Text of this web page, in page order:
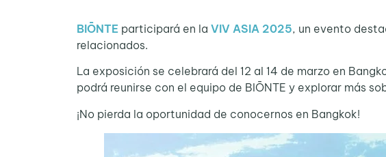
BIŌNTE participará en la VIV ASIA 2025, un evento
relacionados.
La exposición se celebrará del 12 al 14 de marzo en
podrá reunirse con el equipo de BIŌNTE y explorar más
¡No pierda la oportunidad de conocernos en Bangkok!